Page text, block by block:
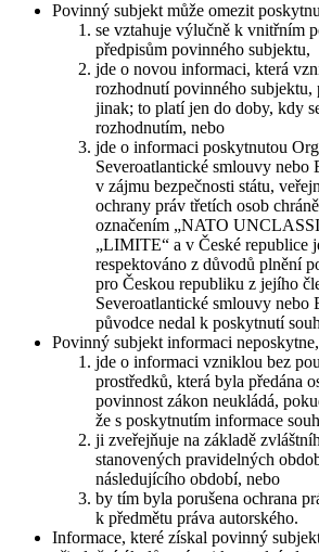
Povinný subjekt může omezit
se vztahuje výlučně k vnitřním
předpisům povinného subjektu,
jde o novou informaci, která
rozhodnutí povinného subjektu,
jinak; to platí jen do doby, kdy
rozhodnutím, nebo
jde o informaci poskytnutou
Severoatlantické smlouvy nebo
v zájmu bezpečnosti státu,
ochrany práv třetích osob
označením „NATO
„LIMITE“ a v České republice
respektováno z důvodů plnění
pro Českou republiku z jejího
Severoatlantické smlouvy nebo
původce nedal k poskytnutí
Povinný subjekt informaci
jde o informaci vzniklou bez
prostředků, která byla předána
povinnost zákon neukládá,
že s poskytnutím informace
ji zveřejňuje na základě
stanovených pravidelných
následujícího období, nebo
by tím byla porušena ochrana
k předmětu práva autorského.
Informace, které získal povinný